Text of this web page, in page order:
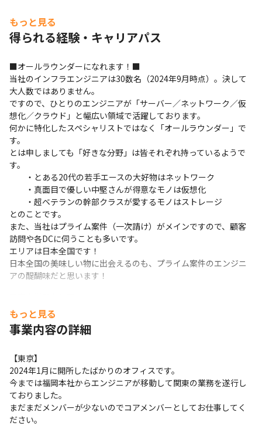
もっと見る
得られる経験・キャリアパス
■オールラウンダーになれます！■
当社のインフラエンジニアは30数名（2024年9月時点）。決して
大人数ではありません。
ですので、ひとりのエンジニアが「サーバー／ネットワーク／仮
想化／クラウド」と幅広い領域で活躍しております。
何かに特化したスペシャリストではなく「オールラウンダー」で
す。
とは申しましても「好きな分野」は皆それぞれ持っているようで
す。
・とある20代の若手エースの大好物はネットワーク
・真面目で優しい中堅さんが得意なモノは仮想化
・超ベテランの幹部クラスが愛するモノはストレージ
とのことです。
また、当社はプライム案件（一次請け）がメインですので、顧客
訪問や各DCに伺うことも多いです。
エリアは日本全国です！
日本全国の美味しい物に出会えるのも、プライム案件のエンジニ
アの醍醐味だと思います！
当社のお仕事はプライム案件がほとんどです。
つまり、当社内でプロジェクトが立ち上がります。
コンサル～要件定義～設計～構築～納品がメインです。
が、小規模案件は若手が中心となります。
キャリアアップのステップが明確なのも、当社の魅力の1つだと思
います。
もっと見る
事業内容の詳細
【東京】
2024年1月に開所したばかりのオフィスです。
今までは福岡本社からエンジニアが移動して関東の業務を遂行し
ておりました。
まだまだメンバーが少ないのでコアメンバーとしてお仕事してく
ださい。